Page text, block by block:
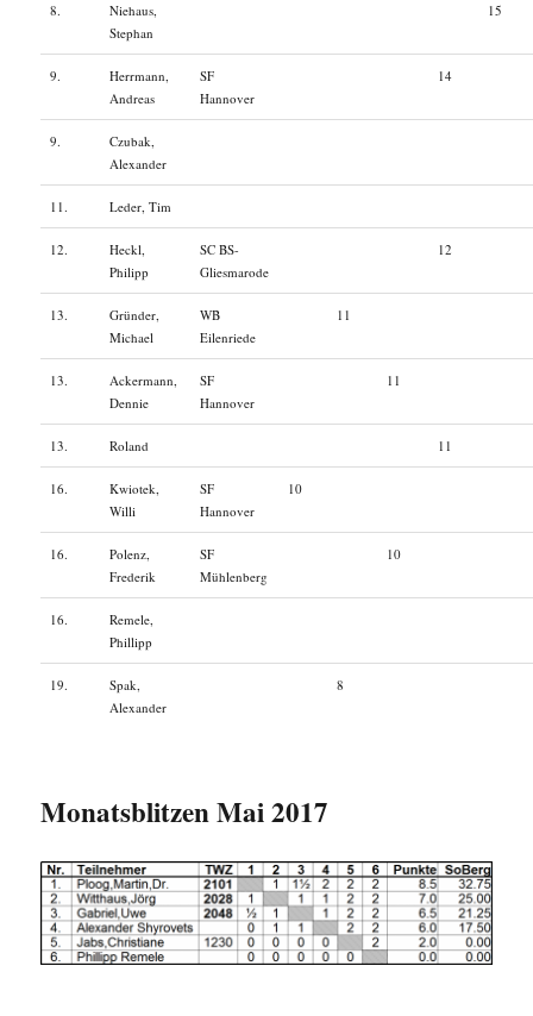
8.
Niehaus,
Stephan
15
9.
Herrmann,
Andreas
SF
Hannover
14
9.
Czubak,
Alexander
11. Leder, Tim
12.
Heckl,
Philipp
SC BS-
Gliesmarode
12
13.
Gründer,
Michael
WB
Eilenriede
11
13.
Ackermann,
Dennie
SF
Hannover
11
13. Roland 11
16.
Kwiotek,
Willi
SF
Hannover
10
16.
Polenz,
Frederik
SF
Mühlenberg
10
16.
Remele,
Phillipp
19.
Spak,
Alexander
8
Monatsblitzen Mai 2017